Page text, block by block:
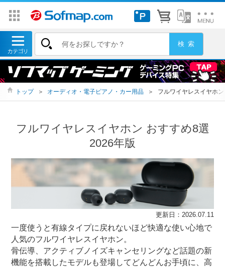
トップ ＞ オーディオ・電子ピアノ・カー用品 ＞ フルワイヤレスイヤホ
フルワイヤレスイヤホン おすすめ8選
2026年版
更新日：2026.07.11
一度使うと有線タイプに戻れないほど快適な使い心地で
人気のフルワイヤレスイヤホン。
骨伝導、アクティブノイズキャンセリングなど話題の新
機能を搭載したモデルも登場してどんどんお手頃に、高